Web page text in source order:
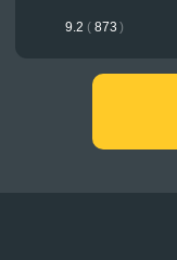
9.2 ( 873 )